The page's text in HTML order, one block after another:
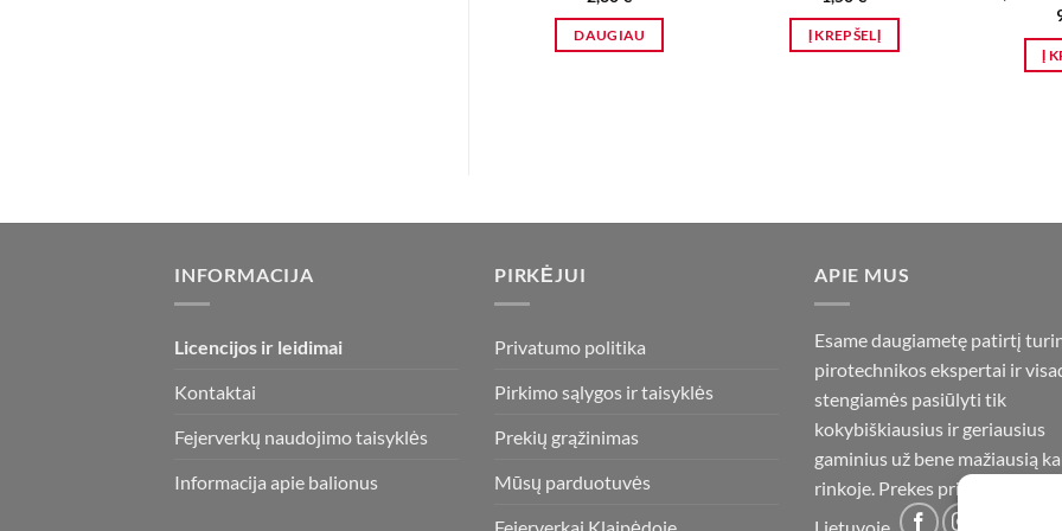
DAUGIAU Į KREPŠELĮ
Į
INFORMACIJA
Licencijos ir leidimai
Kontaktai
Fejerverkų naudojimo taisyklės
Informacija apie balionus
PIRKĖJUI
Privatumo politika
Pirkimo sąlygos ir taisyklės
Prekių grąžinimas
Mūsų parduotuvės
APIE MUS
Esame daugiametę patirtį
pirotechnikos ekspertai ir
stengiamės pasiūlyti tik
kokybiškiausius ir geriausius
gaminius už bene mažiausią
rinkoje. Prekes pristatome